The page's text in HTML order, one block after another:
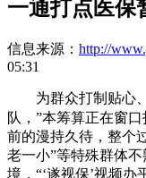
一通打点医保
信息来源： http://
05:31
为群众打制贴心、
队，”本筹算正在窗
前的漫持久待，整个
老一小”等特殊群体
境，“‘遂视保’视频